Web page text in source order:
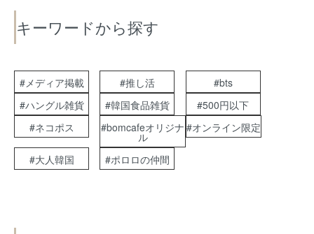
キーワードから探す
#メディア掲載 #推し活
#bts
#ハングル雑貨
#韓国食品雑貨
#500円以下
#ネコポス
#bomcafeオリジナ
ル
#オンライン限定
#大人韓国 #ポロロの仲間